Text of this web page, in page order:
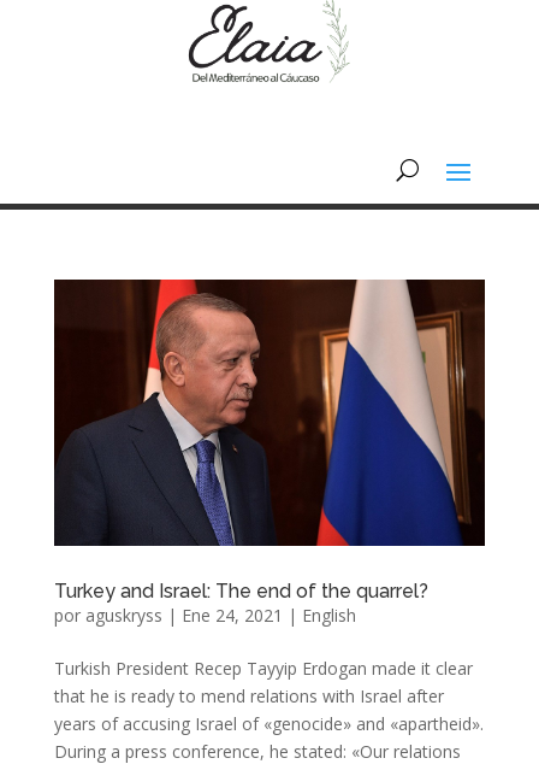
Turkey and Israel: The end of the quarrel?
por aguskryss | Ene 24, 2021 | English
Turkish President Recep Tayyip Erdogan made it clear
that he is ready to mend relations with Israel after
years of accusing Israel of «genocide» and «apartheid».
During a press conference, he stated: «Our relations